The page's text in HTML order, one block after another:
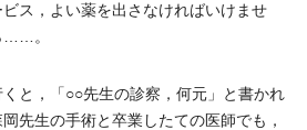
ス，よい薬を出さなければいけませ
……。
と，「○○先生の診察，何元」と書かれ
先生の手術と卒業したての医師でも，